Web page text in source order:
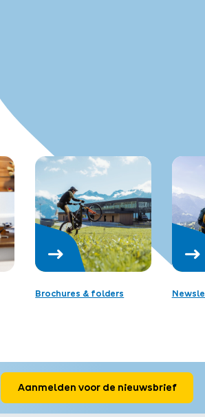
Brochures & folders
Aanmelden voor de nieuwsbrief